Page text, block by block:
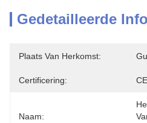
Gedetailleerde
Plaats Van Herkomst:
Certificering:
Naam: